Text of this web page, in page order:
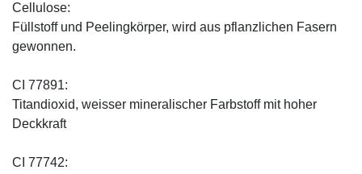
Cellulose:
Füllstoff und Peelingkörper, wird aus pflanzlichen Fasern
gewonnen.
CI 77891:
Titandioxid, weisser mineralischer Farbstoff mit hoher
Deckkraft
CI 77742: